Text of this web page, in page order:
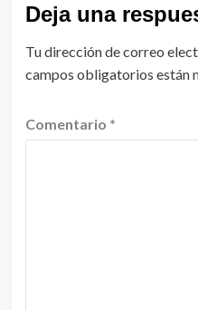
Deja una
Tu dirección de correo
campos obligatorios están
Comentario *